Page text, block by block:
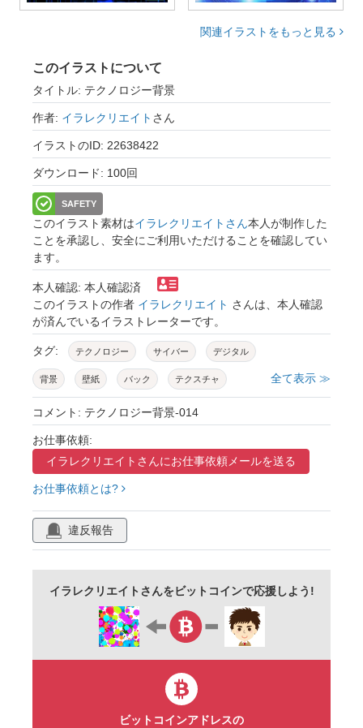
関連イラストをもっと見る
このイラストについて
タイトル: テクノロジー背景
作者: イラレクリエイト さん
イラストのID: 22638422
ダウンロード: 100回
SAFETY
このイラスト素材はイラレクリエイトさん本人が制作した
ことを承認し、安全にご利用いただけることを確認してい
ます。
本人確認: 本人確認済
このイラストの作者 イラレクリエイト さんは、本人確認
が済んでいるイラストレーターです。
タグ: テクノロジー サイバー デジタル
背景 壁紙 バック テクスチャ
かっこいい クール グラデーション
全て表示 ≫
コメント: テクノロジー背景-014
お仕事依頼:
イラレクリエイトさんにお仕事依頼メールを送る
お仕事依頼とは?
違反報告
イラレクリエイトさんをビットコインで応援しよう!
ビットコインアドレスの